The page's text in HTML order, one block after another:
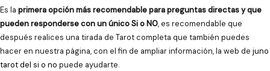
Es la primera opción más recomendable para preguntas directas y que
pueden responderse con un único Si o NO, es recomendable que
después realices una tirada de Tarot completa que también puedes
hacer en nuestra página, con el fin de ampliar información, la web de juno
tarot del si o no puede ayudarte.